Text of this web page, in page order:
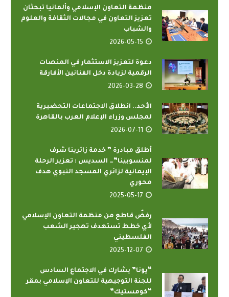
منظمة التعاون الإسلامي وألمانيا تبحثان
تعزيز التعاون في مجالات الثقافة والعلوم
والشباب
2026-05-15
دعوة لتعزيز الاستثمار في المنصات
الرقمية لزيادة دخل الفنانين الأفارقة
2026-03-28
الأحد.. انطلاق الاجتماعات التحضيرية
لمجلس وزراء الإعلام العرب بالقاهرة
2026-07-11
أطلق مبادرة ” خدمة زائرينا شرف
لمنسوبينا”… السديس : تعزير الرحلة
الإيمانية لزائري المسجد النبوي هدف
محوري
2025-05-17
رفضٌ قاطع من منظمة التعاون الإسلامي
لأي خطط تستهدف تهجير الشعب
الفلسطيني
2025-12-07
“يونا” يشارك في الاجتماع السادس
للجنة التوجيهية للتعاون الإسلامي بمقر
“كومستيك”